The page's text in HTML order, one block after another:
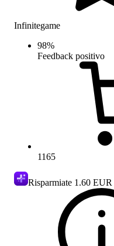
Infinitegame
98%
Feedback positivo
1165
Risparmiate 1.60 EUR